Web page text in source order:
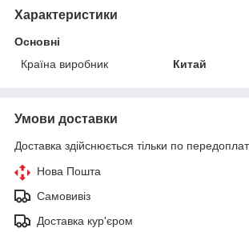
Характеристики
Основні
Країна виробник
Китай
Умови доставки
Доставка здійснюється тільки по
Нова Пошта
Самовивіз
Доставка кур'єром